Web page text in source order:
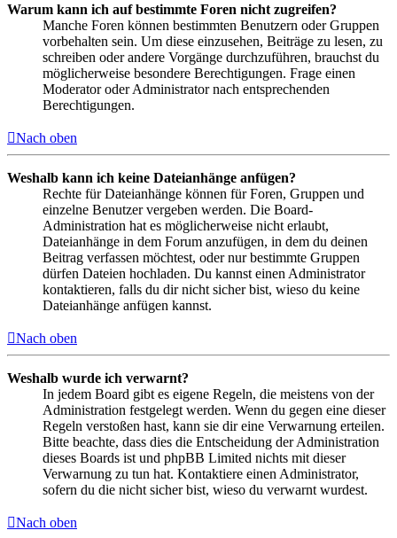
Warum kann ich auf bestimmte Foren nicht zugreifen?
Manche Foren können bestimmten Benutzern oder Gruppen
vorbehalten sein. Um diese einzusehen, Beiträge zu lesen, zu
schreiben oder andere Vorgänge durchzuführen, brauchst du
möglicherweise besondere Berechtigungen. Frage einen
Moderator oder Administrator nach entsprechenden
Berechtigungen.
Nach oben
Weshalb kann ich keine Dateianhänge anfügen?
Rechte für Dateianhänge können für Foren, Gruppen und
einzelne Benutzer vergeben werden. Die Board-
Administration hat es möglicherweise nicht erlaubt,
Dateianhänge in dem Forum anzufügen, in dem du deinen
Beitrag verfassen möchtest, oder nur bestimmte Gruppen
dürfen Dateien hochladen. Du kannst einen Administrator
kontaktieren, falls du dir nicht sicher bist, wieso du keine
Dateianhänge anfügen kannst.
Nach oben
Weshalb wurde ich verwarnt?
In jedem Board gibt es eigene Regeln, die meistens von der
Administration festgelegt werden. Wenn du gegen eine dieser
Regeln verstoßen hast, kann sie dir eine Verwarnung erteilen.
Bitte beachte, dass dies die Entscheidung der Administration
dieses Boards ist und phpBB Limited nichts mit dieser
Verwarnung zu tun hat. Kontaktiere einen Administrator,
sofern du die nicht sicher bist, wieso du verwarnt wurdest.
Nach oben